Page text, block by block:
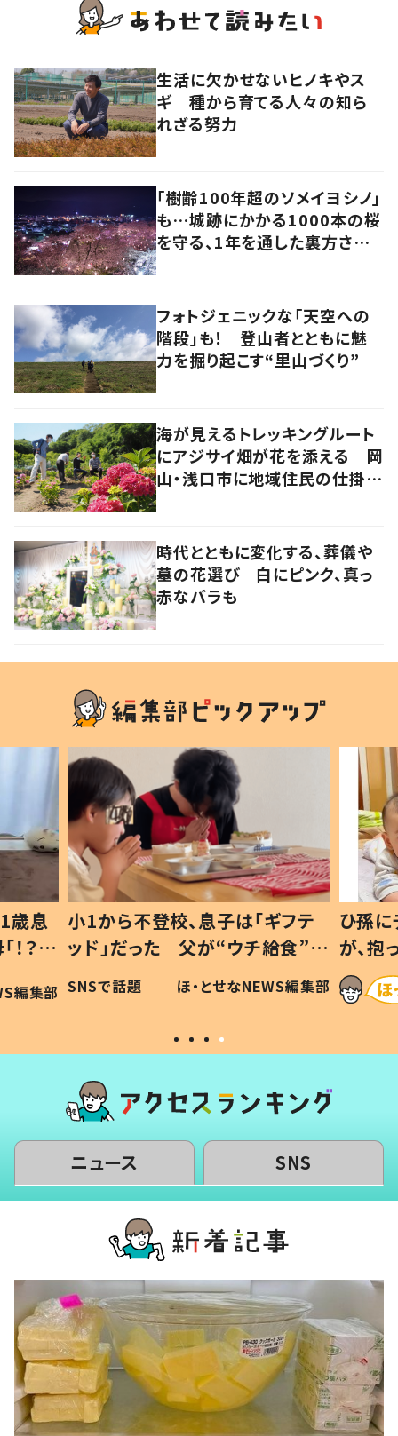
生活に欠かせないヒノキやス
ギ 種から育てる人々の知ら
れざる努力
「樹齢100年超のソメイヨシノ」
も…城跡にかかる1000本の桜
を守る、1年を通した裏方さん
フォトジェニックな「天空への
階段」も！ 登山者とともに魅
力を掘り起こす“里山づくり”
海が見えるトレッキングルート
にアジサイ畑が花を添える 岡
山・浅口市に地域住民の仕掛け
時代とともに変化する、葬儀や
墓の花選び 白にピンク、真っ
赤なバラも
歳息
？」
編集部
小1から不登校、息子は「ギフテ
ッド」だった 父が“ウチ給食”を
作り続ける理由とは #令和の親
#令和の子
SNSで話題 ほ・とせなNEWS編集部
ひ孫
が、
「涙が
い」
ニュース SNS